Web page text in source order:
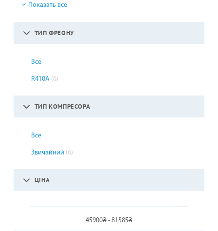
Показать все
ТИП ФРЕОНУ
Все
R410A (6)
ТИП КОМПРЕСОРА
Все
Звичайний (6)
ЦІНА
45900₴ - 81585₴